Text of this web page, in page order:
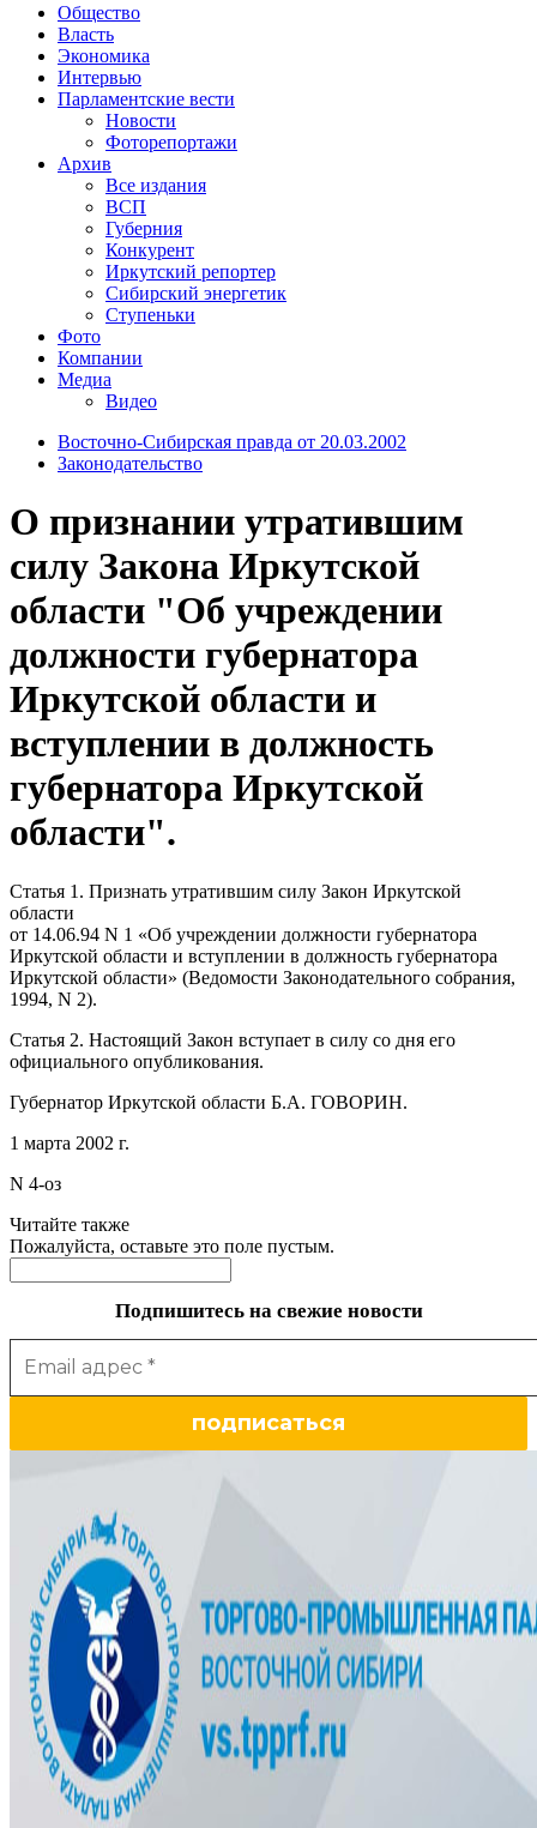
Общество
Власть
Экономика
Интервью
Парламентские вести
Новости
Фоторепортажи
Архив
Все издания
ВСП
Губерния
Конкурент
Иркутский репортер
Сибирский энергетик
Ступеньки
Фото
Компании
Медиа
Видео
Восточно-Сибирская правда от 20.03.2002
Законодательство
О признании утратившим
силу Закона Иркутской
области "Об учреждении
должности губернатора
Иркутской области и
вступлении в должность
губернатора Иркутской
области".
Статья 1. Признать утратившим силу Закон Иркутской
области
от 14.06.94 N 1 «Об учреждении должности губернатора
Иркутской области и вступлении в должность губернатора
Иркутской области» (Ведомости Законодательного собрания,
1994, N 2).
Статья 2. Настоящий Закон вступает в силу со дня его
официального опубликования.
Губернатор Иркутской области Б.А. ГОВОРИН.
1 марта 2002 г.
N 4-оз
Читайте также
Пожалуйста, оставьте это поле пустым.
Подпишитесь на свежие новости